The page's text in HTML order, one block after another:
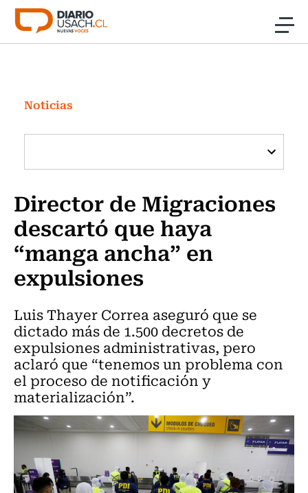
Click acá para ir directamente al contenido
Investigación
Cultura
Programas Radio y TV Usach
Noticias
Director de Migraciones
descartó que haya
“manga ancha” en
expulsiones
Luis Thayer Correa aseguró que se
dictado más de 1.500 decretos de
expulsiones administrativas, pero
aclaró que “tenemos un problema con
el proceso de notificación y
materialización”.